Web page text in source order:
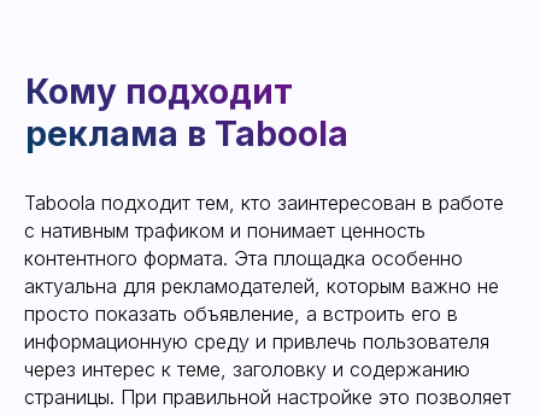
Taboola подходит тем, кто заинтересован в работе
с нативным трафиком и понимает ценность
контентного формата. Эта площадка особенно
актуальна для рекламодателей, которым важно не
просто показать объявление, а встроить его в
информационную среду и привлечь пользователя
через интерес к теме, заголовку и содержанию
страницы. При правильной настройке это позволяет